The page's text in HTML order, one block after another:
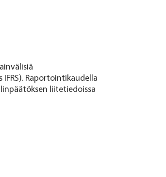
Raportointikaudella
liitetiedoissa